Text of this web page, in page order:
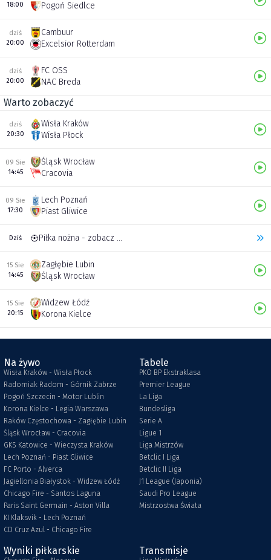
18:00
Pogoń Siedlce
dziś
20:00
Cambuur
Excelsior Rotterdam
dziś
20:00
FC OSS
NAC Breda
Warto zobaczyć
dziś
20:30
Wisła Kraków
Wisła Płock
09 Sie
14:45
Śląsk Wrocław
Cracovia
09 Sie
17:30
Lech Poznań
Piast Gliwice
Dziś Piłka nożna - zobacz inne transmisje
15 Sie
14:45
Zagłębie Lubin
Śląsk Wrocław
15 Sie
20:15
Widzew Łódź
Korona Kielce
Na żywo
Wisła Kraków - Wisła Płock
Radomiak Radom - Górnik Zabrze
Pogoń Szczecin - Motor Lublin
Korona Kielce - Legia Warszawa
Raków Częstochowa - Zagłębie Lubin
Śląsk Wrocław - Cracovia
GKS Katowice - Wieczysta Kraków
Lech Poznań - Piast Gliwice
FC Porto - Alverca
Jagiellonia Białystok - Widzew Łódź
Chicago Fire - Santos Laguna
Paris Saint Germain - Aston Villa
KI Klaksvik - Lech Poznań
CD Cruz Azul - Chicago Fire
Tabele
PKO BP Ekstraklasa
Premier League
La Liga
Bundesliga
Serie A
Ligue 1
Liga Mistrzów
Betclic I Liga
Betclic II Liga
J1 League (Japonia)
Saudi Pro League
Mistrzostwa Świata
Wyniki piłkarskie Transmisje